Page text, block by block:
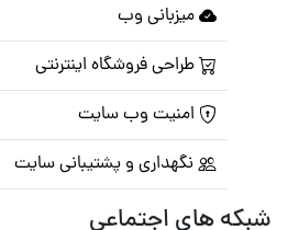
میزبانی وب
طراحی فروشگاه اینترنتی
امنیت وب سایت
نگهداری و پشتیبانی سایت
شبکه های اجتماعی